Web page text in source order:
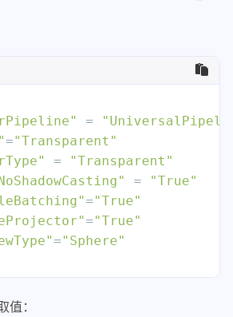
=
="Transparent"
=
"Transparent"
=
"True"
="True"
="True"
="Sphere"
：